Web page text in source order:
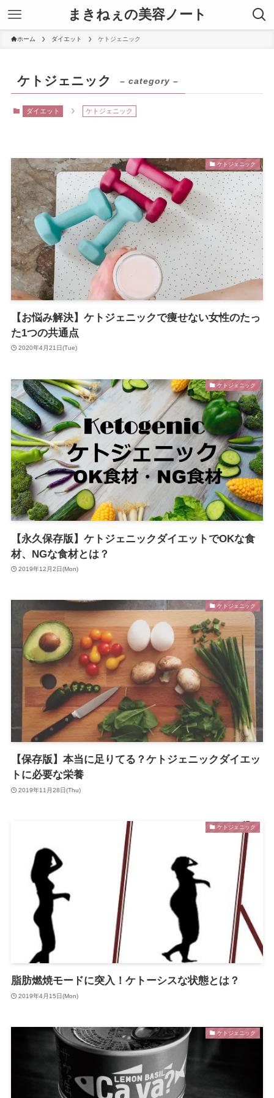
まきねぇの美容ノート
ホーム ダイエット ケトジェニック
ケトジェニック – category –
ダイエット ケトジェニック
ケトジェニック
【お悩み解決】ケトジェニックで痩せない女性のたっ
た1つの共通点
2020年4月21日(Tue)
ケトジェニック
【永久保存版】ケトジェニックダイエットでOKな食
材、NGな食材とは？
2019年12月2日(Mon)
ケトジェニック
【保存版】本当に足りてる？ケトジェニックダイエッ
トに必要な栄養
2019年11月28日(Thu)
ケトジェニック
脂肪燃焼モードに突入！ケトーシスな状態とは？
2019年4月15日(Mon)
ケトジェニック